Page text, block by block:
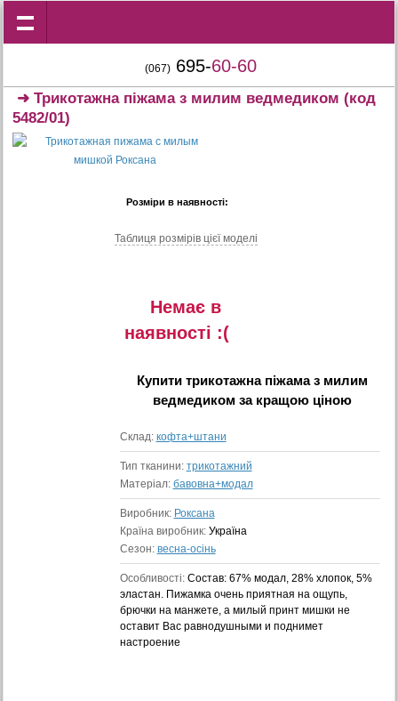
(067) 695-60-60
➜Трикотажна піжама з милим ведмедиком (код
5482/01)
Розміри в наявності:
Таблиця розмiрiв цiєї моделi
Немає в
наявностi :(
Купити трикотажна піжама з милим
ведмедиком за кращою ціною
Склад: кофта+штани
Тип тканини: трикотажний
Матеріал: бавовна+модал
Виробник: Роксана
Країна виробник: Україна
Сезон: весна-осінь
Особливості: Состав: 67% модал, 28% хлопок, 5%
эластан. Пижамка очень приятная на ощупь,
брючки на манжете, а милый принт мишки не
оставит Вас равнодушными и поднимет
настроение